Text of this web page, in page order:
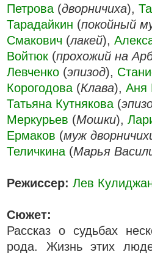
Петрова (дворничиха),
Тарадайкин (покойный
Смакович (лакей),
Войтюк (прохожий на
Левченко (эпизод),
Корогодова (Клава), Аня
Татьяна Кутнякова (
Меркурьев (Мошки),
Ермаков (муж
Теличкина (Марья
Режиссер: Лев
Сюжет:
Рассказ о судьбах
рода. Жизнь этих